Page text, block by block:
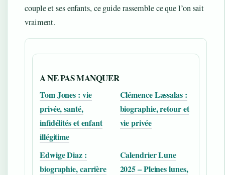
couple et ses enfants, ce guide rassemble ce que l’on sait
vraiment.
A NE PAS MANQUER
Tom Jones : vie
privée, santé,
infidélités et enfant
illégitime
Clémence Lassalas :
biographie, retour et
vie privée
Edwige Diaz :
biographie, carrière
Calendrier Lune
2025 – Pleines lunes,